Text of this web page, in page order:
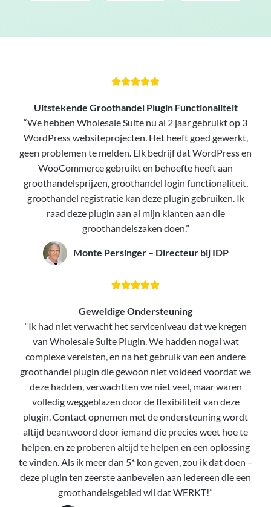

Uitstekende Groothandel Plugin Functionaliteit
“We hebben Wholesale Suite nu al 2 jaar gebruikt op 3
WordPress websiteprojecten. Het heeft goed gewerkt,
geen problemen te melden. Elk bedrijf dat WordPress en
WooCommerce gebruikt en behoefte heeft aan
groothandelsprijzen, groothandel login functionaliteit,
groothandel registratie kan deze plugin gebruiken. Ik
raad deze plugin aan al mijn klanten aan die
groothandelszaken doen.”
Monte Persinger – Directeur bij IDP

Geweldige Ondersteuning
“Ik had niet verwacht het serviceniveau dat we kregen
van Wholesale Suite Plugin. We hadden nogal wat
complexe vereisten, en na het gebruik van een andere
groothandel plugin die gewoon niet voldeed voordat we
deze hadden, verwachtten we niet veel, maar waren
volledig weggeblazen door de flexibiliteit van deze
plugin. Contact opnemen met de ondersteuning wordt
altijd beantwoord door iemand die precies weet hoe te
helpen, en ze proberen altijd te helpen en een oplossing
te vinden. Als ik meer dan 5* kon geven, zou ik dat doen –
deze plugin ten zeerste aanbevelen aan iedereen die een
groothandelsgebied wil dat WERKT!”